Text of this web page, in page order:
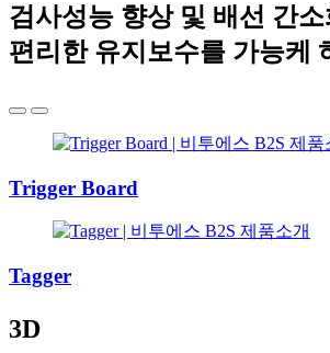
검사성능 향상 및 배선 간
편리한 유지보수를 가능케
Trigger Board
Tagger
3D